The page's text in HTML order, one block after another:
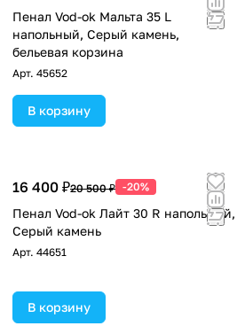
Пенал Vod-ok Мальта 35 L
напольный, Серый камень,
бельевая корзина
Арт. 45652
В корзину
16 400 ₽20 500 ₽ -20%
Пенал Vod-ok Лайт 30 R напольный,
Серый камень
Арт. 44651
В корзину